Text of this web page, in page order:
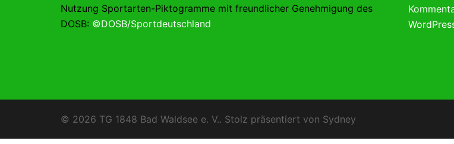
Nutzung Sportarten-Piktogramme mit freundlicher Genehmigung des
DOSB: ©DOSB/Sportdeutschland
© 2026 TG 1848 Bad Waldsee e. V.. Stolz präsentiert von Sydney